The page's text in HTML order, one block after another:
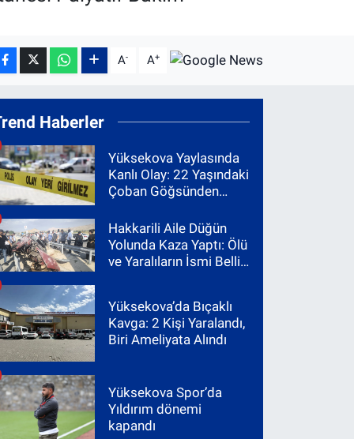
A- A+
Haberler
Yüksekova Yaylasında
Kanlı Olay: 22 Yaşındaki
Çoban Göğsünden
Hakkarili Aile Düğün
Yolunda Kaza Yaptı: Ölü
ve Yaralıların İsmi Belli
Yüksekova’da Bıçaklı
Kavga: 2 Kişi Yaralandı,
Biri Ameliyata Alındı
Yüksekova Spor’da
Yıldırım dönemi
kapandı